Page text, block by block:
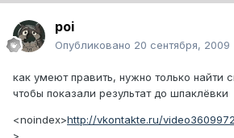
poi
Опубликовано 20 сентября, 2009
как умеют править, нужно только найти
чтобы показали результат до шпаклёвки
<noindex>http://vkontakte.ru/